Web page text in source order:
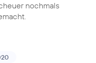
nochmals